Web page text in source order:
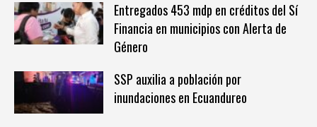
Entregados 453 mdp en créditos del Sí
Financia en municipios con Alerta de
Género
SSP auxilia a población por
inundaciones en Ecuandureo